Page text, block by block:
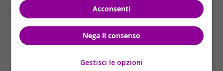
di catturare l’attenzione degli spettatori con la sua
trama avvincente. Lee Jong-pil, noto per la sua abilità
nel creare tensione narrativa, sarà presente in sala
per interagire con il pubblico e discutere del suo
elementi che rendono ilFlorence Korea Film Fest
Acconsenti
Nega il consenso
Gestisci le opzioni